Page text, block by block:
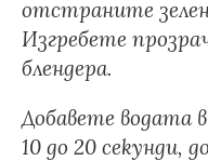
отстраните
Изгребете
блендера.
Добавете водата
10 до 20 секунди,